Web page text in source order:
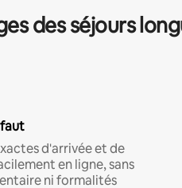
des séjours
d'arrivée et de
en ligne, sans
ni formalités